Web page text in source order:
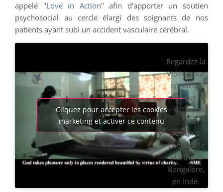
appelé "Love in Action" afin d'apporter un soutien
psychosocial au cercle élargi des soignants de nos
patients ayant subi un accident vasculaire cérébral.
Regardez la
vidéo pour
en savoir
plus sur le
programme
Love in
Action à
l'hôpital St
Martha, à
Bangalore,
en Inde.
Cliquez pour accepter les cookies
marketing et activer ce contenu